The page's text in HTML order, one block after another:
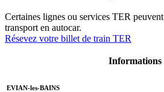
Certaines lignes ou services TER
transport en autocar.
Résevez votre billet de train TER
Informations
EVIAN-les-BAINS